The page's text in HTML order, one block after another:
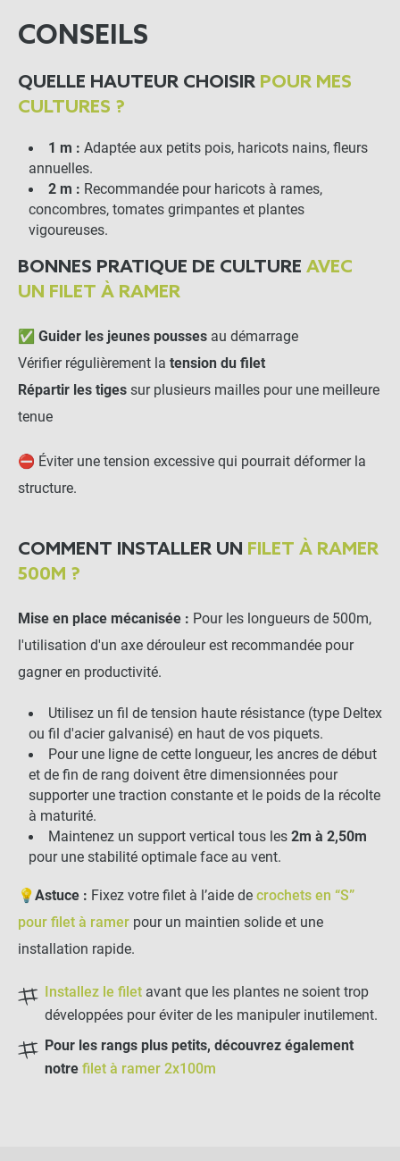
- +
Corde en fibre de sisal bio -
-
- 50m
- +
Sardine Simple (40cm)
0,99 € - +
Filet à ramer
51,60 €
Produits associés
0,00 €
PANIER
CONSEILS
QUELLE HAUTEUR CHOISIR POUR MES
CULTURES ?
1 m : Adaptée aux petits pois, haricots nains, fleurs
annuelles.
2 m : Recommandée pour haricots à rames,
concombres, tomates grimpantes et plantes
vigoureuses.
BONNES PRATIQUE DE CULTURE AVEC
UN FILET À RAMER
✅ Guider les jeunes pousses au démarrage
Vérifier régulièrement la tension du filet
Répartir les tiges sur plusieurs mailles pour une meilleure
tenue
⛔ Éviter une tension excessive qui pourrait déformer la
structure.
COMMENT INSTALLER UN FILET À RAMER
500M ?
Mise en place mécanisée : Pour les longueurs de 500m,
l'utilisation d'un axe dérouleur est recommandée pour
gagner en productivité.
Utilisez un fil de tension haute résistance (type Deltex
ou fil d'acier galvanisé) en haut de vos piquets.
Pour une ligne de cette longueur, les ancres de début
et de fin de rang doivent être dimensionnées pour
supporter une traction constante et le poids de la récolte
à maturité.
Maintenez un support vertical tous les 2m à 2,50m
pour une stabilité optimale face au vent.
💡Astuce : Fixez votre filet à l’aide de crochets en “S”
pour filet à ramer pour un maintien solide et une
installation rapide.
Installez le filet avant que les plantes ne soient trop
développées pour éviter de les manipuler inutilement.
Pour les rangs plus petits, découvrez également
notre filet à ramer 2x100m